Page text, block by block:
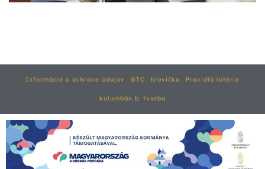
Informácie o ochrane údajov GTC hlavička Pravidlá lotérie
kolumbán b. tvorba